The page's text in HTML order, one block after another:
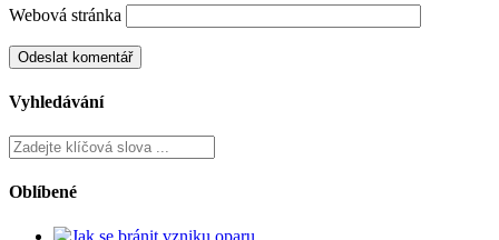
Webová stránka
Vyhledávání
Oblíbené